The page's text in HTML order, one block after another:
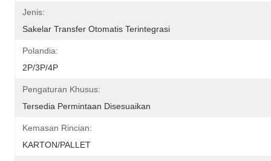
Jenis:
Sakelar Transfer Otomatis Terintegrasi
Polandia:
2P/3P/4P
Pengaturan Khusus:
Tersedia Permintaan Disesuaikan
Kemasan Rincian:
KARTON/PALLET